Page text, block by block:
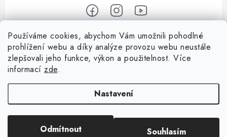
Používáme cookies, abychom Vám umožnili pohodlné
prohlížení webu a díky analýze provozu webu neustále
zlepšovali jeho funkce, výkon a použitelnost. Více
informací zde.
Nastavení
Odmítnout Souhlasím
Informace pro vás
Dopravné
Kontaktujte nás
Tipy na tvoření
Jutový Mikuláš, anděl a čert - perfektní zábava pro děti
Mikuláš, anděl a čert - perfektní tvoření pro děti
Copyright 2026CENTROFLOR, s.r.o. . Všechna práva vyhrazena.